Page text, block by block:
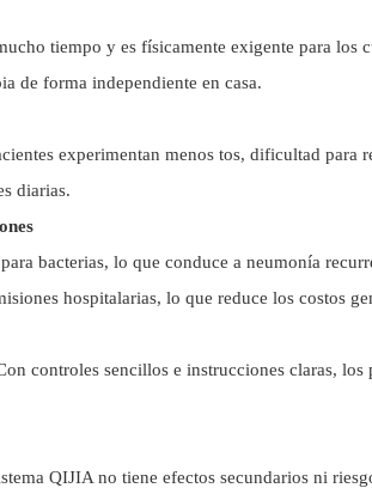
tiempo y es físicamente exigente para
de forma independiente en casa.
experimentan menos tos, dificultad
diarias.
bacterias, lo que conduce a neumonía
hospitalarias, lo que reduce los costos
controles sencillos e instrucciones claras,
QIJIA no tiene efectos secundarios ni